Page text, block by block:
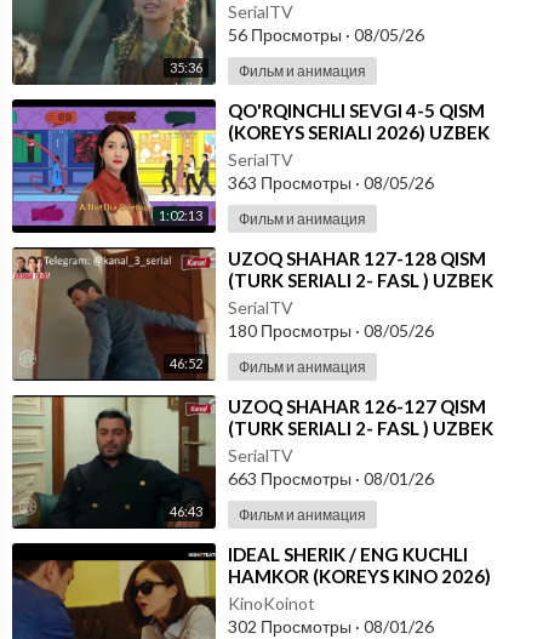
35:36
SerialTV
56 Просмотры · 08/05/26
Фильм и анимация
1:02:13
⁣⁣QO'RQINCHLI SEVGI 4-5 QISM
(KOREYS SERIALI 2026) UZBEK
TILIDA
SerialTV
363 Просмотры · 08/05/26
Фильм и анимация
46:52
⁣UZOQ SHAHAR 127-128 QISM
(TURK SERIALI 2- FASL ) UZBEK
TILIDA
SerialTV
180 Просмотры · 08/05/26
Фильм и анимация
46:43
⁣UZOQ SHAHAR 126-127 QISM
(TURK SERIALI 2- FASL ) UZBEK
TILIDA
SerialTV
663 Просмотры · 08/01/26
Фильм и анимация
⁣IDEAL SHERIK / ENG KUCHLI
HAMKOR (KOREYS KINO 2026)
UZBEK TILIDA
KinoKoinot
302 Просмотры · 08/01/26